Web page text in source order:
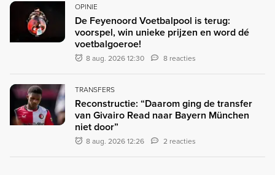
OPINIE
De Feyenoord Voetbalpool is terug:
voorspel, win unieke prijzen en word dé
voetbalgoeroe!
8 aug. 2026 12:30 8 reacties
TRANSFERS
Reconstructie: “Daarom ging de transfer
van Givairo Read naar Bayern München
niet door”
8 aug. 2026 12:26 2 reacties